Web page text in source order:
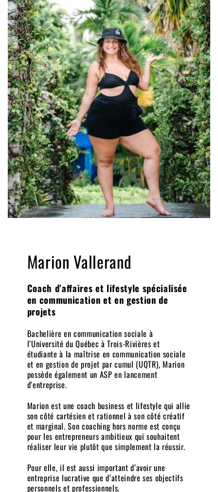
Marion Vallerand
Coach d’affaires et lifestyle spécialisée
en communication et en gestion de
projets
Bachelière en communication sociale à
l’Université du Québec à Trois-Rivières et
étudiante à la maîtrise en communication sociale
et en gestion de projet par cumul (UQTR), Marion
possède également un ASP en lancement
d’entreprise.
Marion est une coach business et lifestyle qui allie
son côté cartésien et rationnel à son côté créatif
et marginal. Son coaching hors norme est conçu
pour les entrepreneurs ambitieux qui souhaitent
réaliser leur vie plutôt que simplement la réussir.
Pour elle, il est aussi important d’avoir une
entreprise lucrative que d’atteindre ses objectifs
personnels et professionnels.